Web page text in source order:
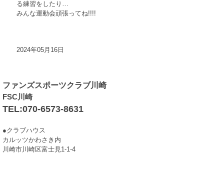
る練習をしたり…
みんな運動会頑張ってね!!!!
2024年05月16日
ファンズスポーツクラブ川崎
FSC川崎
TEL:070-6573-8631
●クラブハウス
カルッツかわさき内
川崎市川崎区富士見1-1-4